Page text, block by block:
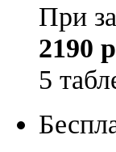
При
2190
5